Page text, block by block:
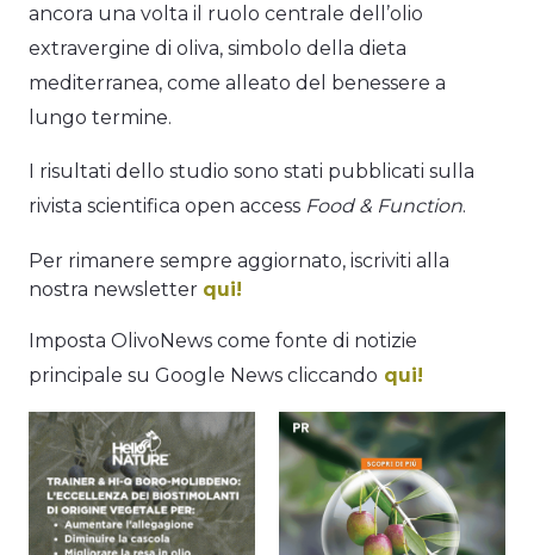
ancora una volta il ruolo centrale dell’olio
extravergine di oliva, simbolo della dieta
mediterranea, come alleato del benessere a
lungo termine.
I risultati dello studio sono stati pubblicati sulla
rivista scientifica open access Food & Function.
Per rimanere sempre aggiornato, iscriviti alla
nostra newsletter qui!
Imposta OlivoNews come fonte di notizie
principale su Google News cliccando qui!